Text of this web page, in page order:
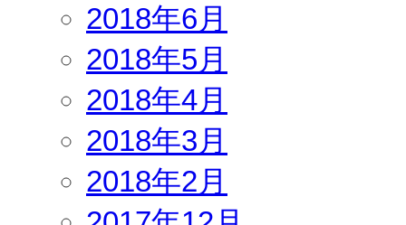
2018年6月
2018年5月
2018年4月
2018年3月
2018年2月